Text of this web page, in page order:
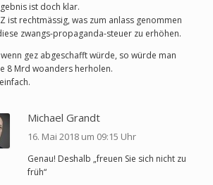
ist doch klar.
ist rechtmässig, was zum anlass genommen
zwangs-propaganda-steuer zu erhöhen.
gez abgeschafft würde, so würde man
8 Mrd woanders herholen.
Michael Grandt
16. Mai 2018 um 09:15 Uhr
Genau! Deshalb „freuen Sie sich nicht zu
früh“